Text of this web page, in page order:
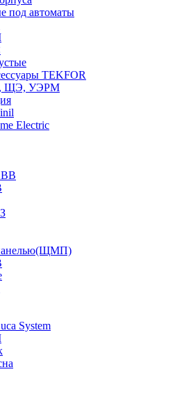
под автоматы
TEKFOR
ЩЭ, УЭРМ
Electric
System